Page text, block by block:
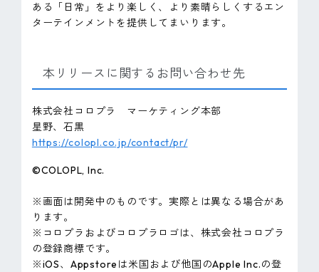
ある「日常」をより楽しく、より素晴らしくするエン
ターテインメントを提供してまいります。
本リリースに関するお問い合わせ先
株式会社コロプラ マーケティング本部
星野、石黒
https://colopl.co.jp/contact/pr/
©COLOPL, lnc.
※画面は開発中のものです。実際とは異なる場合があ
ります。
※コロプラおよびコロプラロゴは、株式会社コロプラ
の登録商標です。
※iOS、Appstoreは米国および他国のApple Inc.の登